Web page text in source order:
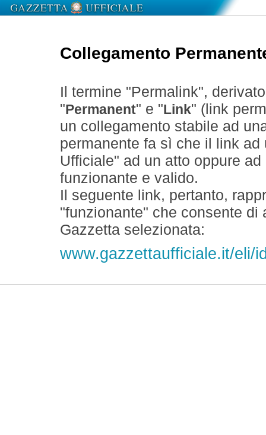
Collegamento
Il termine "Permalink",
" Permanent" e " Link" (link
un collegamento stabile ad
permanente fa sì che il link
Ufficiale" ad un atto oppure
funzionante e valido.
Il seguente link, pertanto,
"funzionante" che consente
Gazzetta selezionata:
www.gazzettaufficiale.it/eli/